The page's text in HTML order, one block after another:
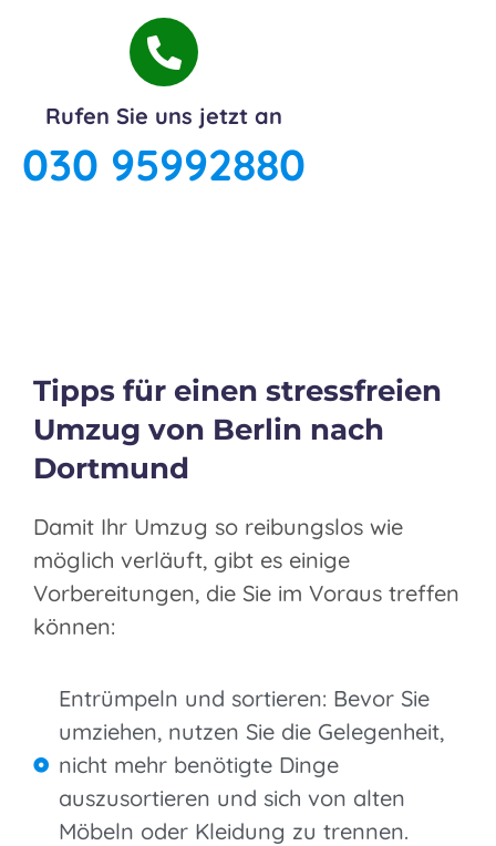
Rufen Sie uns jetzt an
030 95992880
Tipps für einen stressfreien
Umzug von Berlin nach
Dortmund
Damit Ihr Umzug so reibungslos wie
möglich verläuft, gibt es einige
Vorbereitungen, die Sie im Voraus treffen
können:
Entrümpeln und sortieren: Bevor Sie
umziehen, nutzen Sie die Gelegenheit,
nicht mehr benötigte Dinge
auszusortieren und sich von alten
Möbeln oder Kleidung zu trennen.